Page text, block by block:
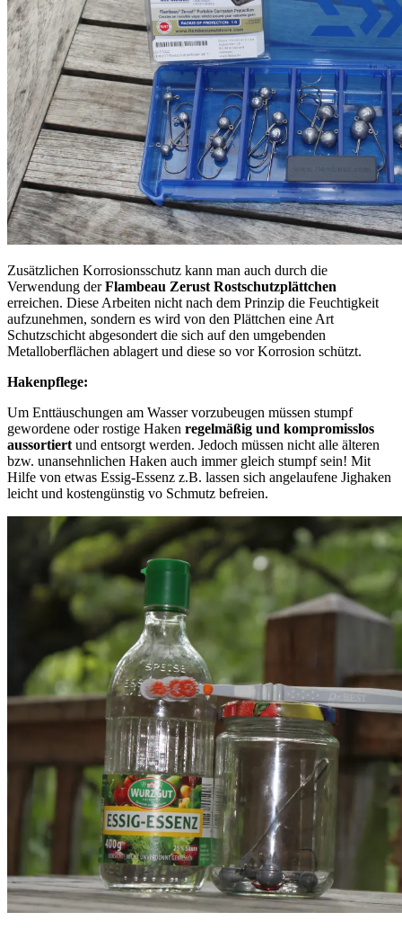
Zusätzlichen Korrosionsschutz kann man auch durch die
Verwendung derFlambeau Zerust Rostschutzplättchen
erreichen. Diese Arbeiten nicht nach dem Prinzip die Feuchtigkeit
aufzunehmen, sondern es wird von den Plättchen eine Art
Schutzschicht abgesondert die sich auf den umgebenden
Metalloberflächen ablagert und diese so vor Korrosion schützt.
Hakenpflege:
Um Enttäuschungen am Wasser vorzubeugen müssen stumpf
gewordene oder rostige Haken regelmäßig und kompromisslos
aussortiert und entsorgt werden. Jedoch müssen nicht alle älteren
bzw. unansehnlichen Haken auch immer gleich stumpf sein! Mit
Hilfe von etwas Essig-Essenz z.B. lassen sich angelaufene Jighaken
leicht und kostengünstig vo Schmutz befreien.